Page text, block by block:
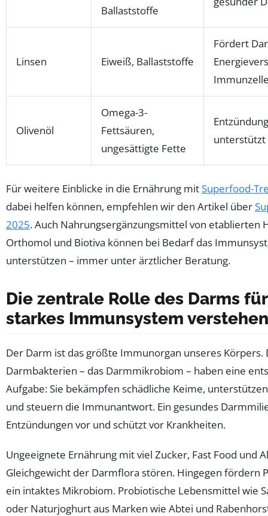
Ballaststoffe
Linsen Eiweiß, Ballaststoffe
Fördert
Olivenöl
Omega-3-
Fettsäuren,
ungesättigte Fette
Für weitere Einblicke in die Ernährung mitSuperfood-
dabei helfen können, empfehlen wir den Artikel über
2025. Auch Nahrungsergänzungsmittel von etablierten
Orthomol und Biotiva können bei Bedarf das
unterstützen – immer unter ärztlicher Beratung.
Die zentrale Rolle des Darms
starkes Immunsystem verstehen
Der Darm ist das größte Immunorgan unseres
Darmbakterien – das Darmmikrobiom – haben eine
Aufgabe: Sie bekämpfen schädliche Keime,
und steuern die Immunantwort. Ein gesundes
Entzündungen vor und schützt vor Krankheiten.
Ungeeignete Ernährung mit viel Zucker, Fast Food und
Gleichgewicht der Darmflora stören. Hingegen fördern
ein intaktes Mikrobiom. Probiotische Lebensmittel wie
oder Naturjoghurt aus Marken wie Abtei und